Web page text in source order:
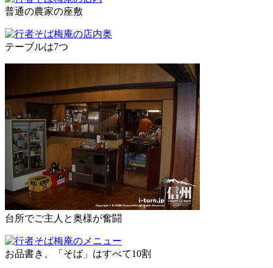
普通の農家の座敷
テーブルは7つ
台所でご主人と奥様が奮闘
お品書き、「そば」はすべて10割